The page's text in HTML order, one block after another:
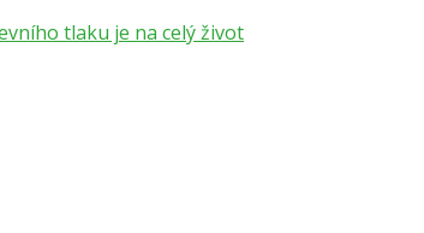
tlaku je na celý život